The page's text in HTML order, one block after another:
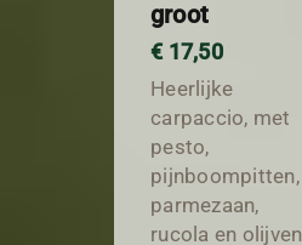
groot
€ 17,50
Heerlijke
carpaccio, met
pesto,
pijnboompitten,
parmezaan,
rucola en olijven